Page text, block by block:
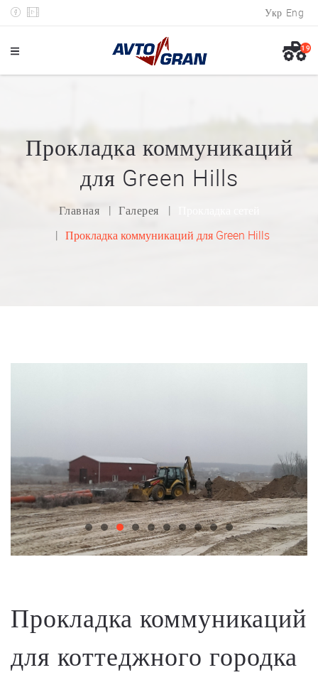
Укр Eng
19
Прокладка коммуникаций
для Green Hills
Главная Галерея
Прокладка коммуникаций для Green Hills
Прокладка коммуникаций
для коттеджного городка